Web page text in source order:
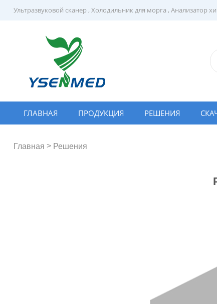
Ультразвуковой сканер , Холодильник для морга , Анализатор
ГЛАВНАЯ ПРОДУКЦИЯ РЕШЕНИЯ
Главная > Решения